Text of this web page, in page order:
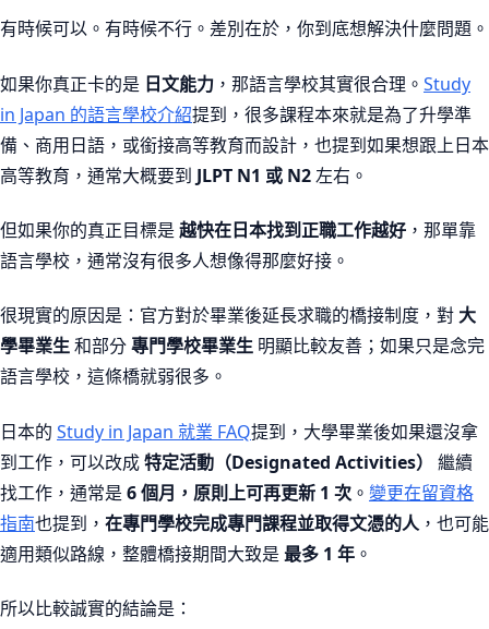
有時候可以。有時候不行。差別在於，你到底想解決什麼問題。
如果你真正卡的是 日文能力 ，那語言學校其實很合理。 Study
in Japan 的語言學校介紹提到，很多課程本來就是為了升學準
備、商用日語，或銜接高等教育而設計，也提到如果想跟上日本
高等教育，通常大概要到 JLPT N1 或 N2左右。
但如果你的真正目標是 越快在日本找到正職工作越好 ，那單靠
語言學校，通常沒有很多人想像得那麼好接。
很現實的原因是：官方對於畢業後延長求職的橋接制度，對大
學畢業生和部分專門學校畢業生 明顯比較友善；如果只是念完
語言學校，這條橋就弱很多。
日本的 Study in Japan 就業 FAQ提到，大學畢業後如果還沒拿
到工作，可以改成特定活動（Designated Activities）
繼續
找工作，通常是 6 個月，原則上可再更新 1 次 。 變更在留資格
指南也提到， 在專門學校完成專門課程並取得文憑的人，也可能
適用類似路線，整體橋接期間大致是 最多 1 年 。
所以比較誠實的結論是：